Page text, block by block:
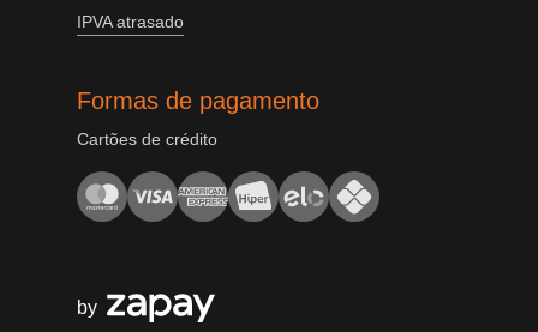
IPVA atrasado
Formas de pagamento
Cartões de crédito
by